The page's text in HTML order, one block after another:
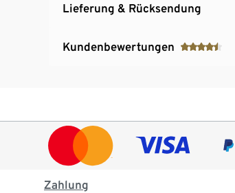
Lieferung & Rücksendung
Kundenbewertungen
Zahlung